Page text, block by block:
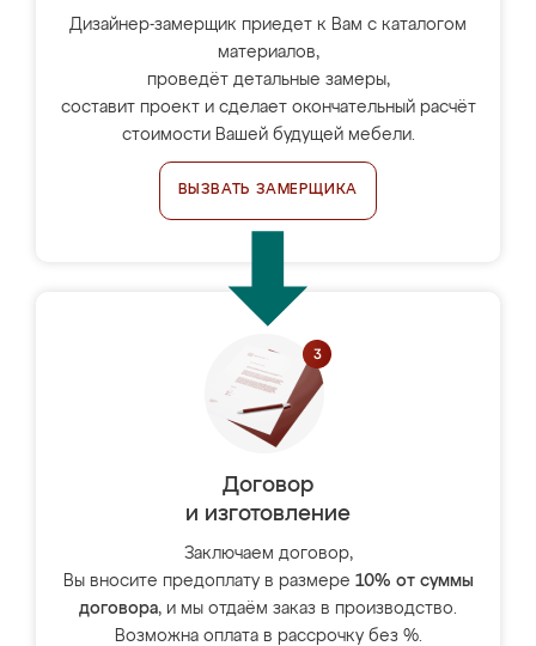
Дизайнер-замерщик приедет к Вам с каталогом
материалов,
проведёт детальные замеры,
составит проект и сделает окончательный расчёт
стоимости Вашей будущей мебели.
ВЫЗВАТЬ ЗАМЕРЩИКА
Договор
и изготовление
Заключаем договор,
Вы вносите предоплату в размере 10% от суммы
договора, и мы отдаём заказ в производство.
Возможна оплата в рассрочку без %.